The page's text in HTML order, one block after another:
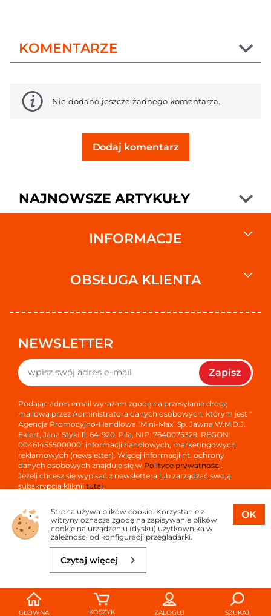
GŁÓWNA KOSZYK ZALOGUJ SZUKAJ
KOMENTARZE
Nie dodano jeszcze żadnego komentarza.
Dodaj komentarz
NAJNOWSZE ARTYKUŁY
INFORMACJE
OBSŁUGA KLIENTA
NEWSLETTER
Zapisz
Podając adres email wyrażam zgodę na przesyłanie drogą
mailową przez Administratora danych osobowych, którym jest "
Agencja Promocyjno-Handlowa "Mini-Max" Sp. Jawna W.M.D.J.
Ekiert, Jana Styki 11, 64-920, Piła, NIP: 7640075329, REGON:
00461455500000" informacji handlowych, marketingowych,
reklamowych (newsletter). Więcej informacji nt. ochrony
danych osobowych znajduje się w Polityce prywatności.
Jeżeli chcesz się wypisać z newslettera lub zarządzać swoją
subskrypcją kliknijtutaj.
Copyright © 2026
Oprogramowanie sklepu:
Projekt i strony:
OK
Strona używa plików cookie. Korzystanie z
witryny oznacza zgodę na zapisywanie plików
cookie na urządzeniu (dysku) użytkownika w
zależności od konfiguracji przeglądarki.
Czytaj więcej